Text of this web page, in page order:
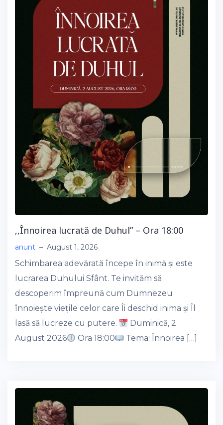
,,Înnoirea lucrată de Duhul” – Ora 18:00
anunt – August 1, 2026
Schimbarea adevărată începe în inimă și este
lucrarea Duhului Sfânt. Te invităm să
descoperim împreună cum Dumnezeu
înnoiește viețile celor care Îi deschid inima și Îl
lasă să lucreze cu putere.
Duminică, 2
August 2026
Ora 18:00 Tema: Înnoirea […]